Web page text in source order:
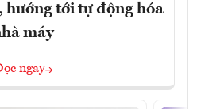
tới tự động hóa
máy
ngay